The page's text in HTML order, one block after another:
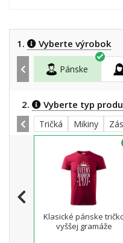
1. Vyberte výrobok
Pánske
2. Vyberte typ
Tričká Mikiny
Klasické pánske
vyššej gramáže